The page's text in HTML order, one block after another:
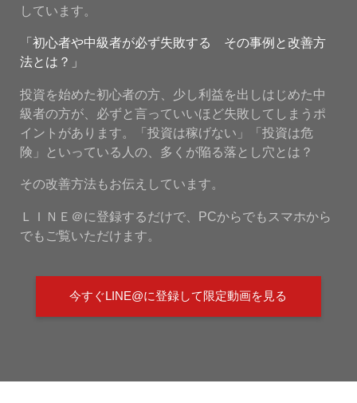
しています。
「初心者や中級者が必ず失敗する その事例と改善方
法とは？」
投資を始めた初心者の方、少し利益を出しはじめた中
級者の方が、必ずと言っていいほど失敗してしまうポ
イントがあります。「投資は稼げない」「投資は危
険」といっている人の、多くが陥る落とし穴とは？
その改善方法もお伝えしています。
ＬＩＮＥ＠に登録するだけで、PCからでもスマホから
でもご覧いただけます。
今すぐLINE@に登録して限定動画を見る